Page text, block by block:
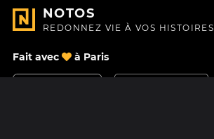
NOTOS
REDONNEZ VIE À VOS HISTOIRES
Fait avec à Paris